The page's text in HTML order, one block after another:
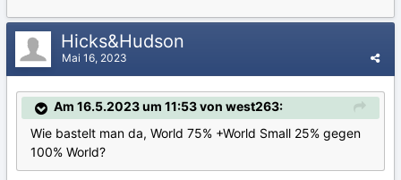
Hicks&Hudson
Mai 16, 2023
Am 16.5.2023 um 11:53 von west263:
Wie bastelt man da, World 75% +World Small 25% gegen
100% World?